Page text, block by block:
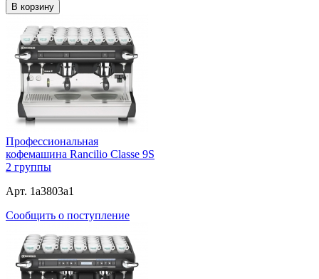
В корзину
Профессиональная
кофемашина Rancilio Classe 9S
2 группы
Арт. 1a3803a1
Сообщить о поступление